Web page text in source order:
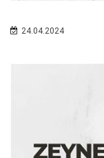
24.04.2024